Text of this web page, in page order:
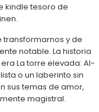
kindle tesoro de
y de
notable. La historia
La torre elevada: Al-
o un laberinto sin
sus temas de amor,
magistral.